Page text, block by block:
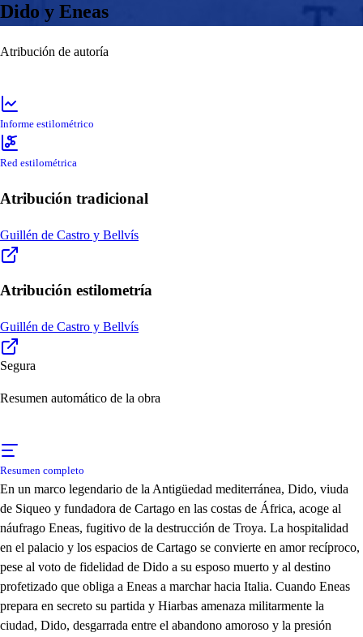
Dido y Eneas
Atribución de autoría
Informe estilométrico
Red estilométrica
Atribución tradicional
Guillén de Castro y Bellvís
Atribución estilometría
Guillén de Castro y Bellvís
Segura
Resumen automático de la obra
Resumen completo
En un marco legendario de la Antigüedad mediterránea, Dido, viuda
de Siqueo y fundadora de Cartago en las costas de África, acoge al
náufrago Eneas, fugitivo de la destrucción de Troya. La hospitalidad
en el palacio y los espacios de Cartago se convierte en amor recíproco,
pese al voto de fidelidad de Dido a su esposo muerto y al destino
profetizado que obliga a Eneas a marchar hacia Italia. Cuando Eneas
prepara en secreto su partida y Hiarbas amenaza militarmente la
ciudad, Dido, desgarrada entre el abandono amoroso y la presión